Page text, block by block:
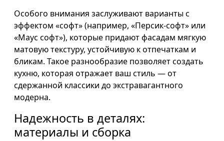
Особого внимания заслуживают варианты с
эффектом «софт» (например, «Персик-софт» или
«Маус софт»), которые придают фасадам мягкую
матовую текстуру, устойчивую к отпечаткам и
бликам. Такое разнообразие позволяет создать
кухню, которая отражает ваш стиль — от
сдержанной классики до экстравагантного
модерна.
Надежность в деталях:
материалы и сборка